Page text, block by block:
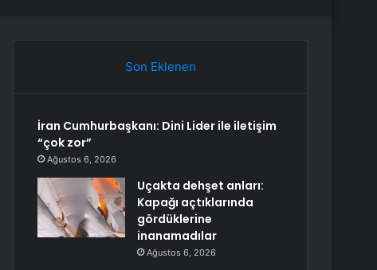
Son Eklenen
İran Cumhurbaşkanı: Dini Lider ile iletişim
“çok zor”
Ağustos 6, 2026
Uçakta dehşet anları:
Kapağı açtıklarında
gördüklerine
inanamadılar
Ağustos 6, 2026